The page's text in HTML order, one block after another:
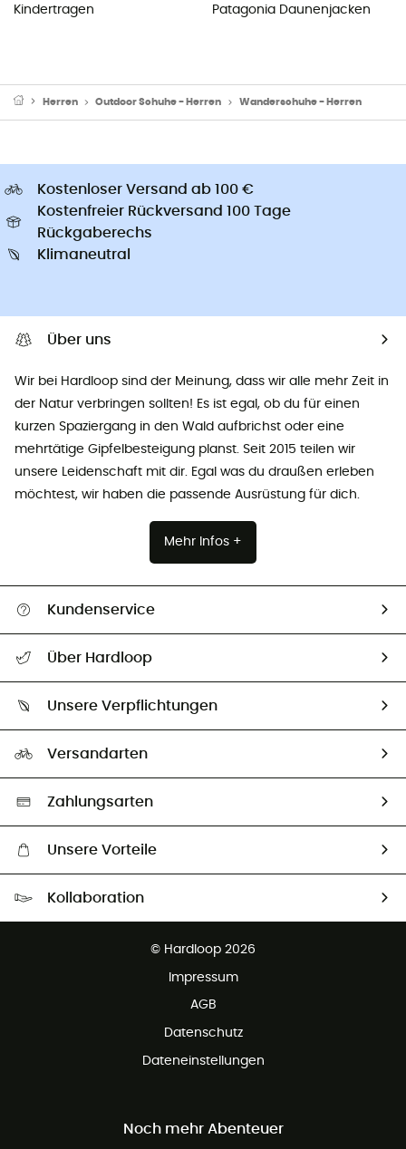
Kindertragen
Patagonia Daunenjacken
Herren Outdoor Schuhe - Herren Wanderschuhe - Herren
Kostenloser Versand ab 100 €
Kostenfreier Rückversand 100 Tage
Rückgaberechs
Klimaneutral
Über uns
Wir bei Hardloop sind der Meinung, dass wir alle mehr Zeit in
der Natur verbringen sollten! Es ist egal, ob du für einen
kurzen Spaziergang in den Wald aufbrichst oder eine
mehrtätige Gipfelbesteigung planst. Seit 2015 teilen wir
unsere Leidenschaft mit dir. Egal was du draußen erleben
möchtest, wir haben die passende Ausrüstung für dich.
Mehr Infos +
Kundenservice
Größentabelle
Vertrag widerrufen
Über Hardloop
Unsere Botschafter
Unsere Verpflichtungen
Auswahl an nachhaltigen Produkten
Versandarten
Zahlungsarten
Unsere Vorteile
Kollaboration
© Hardloop 2026
Impressum
AGB
Datenschutz
Dateneinstellungen
Noch mehr Abenteuer